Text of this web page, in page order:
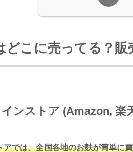
どこに売ってる？販
ンストア (Amazon, 楽
アでは、全国各地のお麩が簡単に